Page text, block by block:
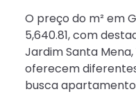
O preço do m² em
5,640.81, com
Jardim Santa
oferecem
busca